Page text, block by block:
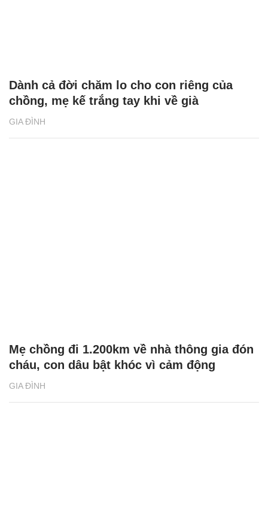
GIA ĐÌNH
Dành cả đời chăm lo cho con riêng của
chồng, mẹ kế trắng tay khi về già
GIA ĐÌNH
Mẹ chồng đi 1.200km về nhà thông gia đón
cháu, con dâu bật khóc vì cảm động